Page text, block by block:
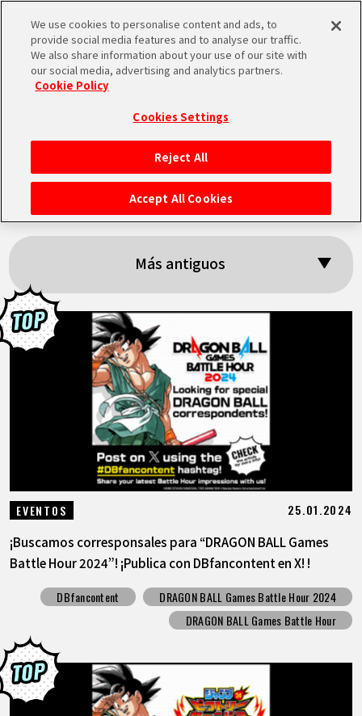
MEN
INICIO
NOTICIAS
LO MÁS DESTACADO
VÍDEOS
ARTÍCULOS
ACERCA DE
LANGUAGE
JP
Resultados:
「DBfancontent」
Más antiguos
EVENTOS 25.01.2024
¡Buscamos corresponsales para “DRAGON BALL Games
Battle Hour 2024”! ¡Publica con DBfancontent en X! !
DBfancontent
DRAGON BALL Games Battle Hour 2024
DRAGON BALL Games Battle Hour
We use cookies to personalise content and ads, to
provide social media features and to analyse our traffic.
We also share information about your use of our site with
our social media, advertising and analytics partners.
Cookie Policy
Cookies Settings
Reject All
Accept All Cookies